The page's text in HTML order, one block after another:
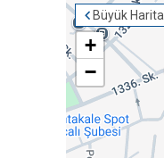
Büyük Harita
+
−